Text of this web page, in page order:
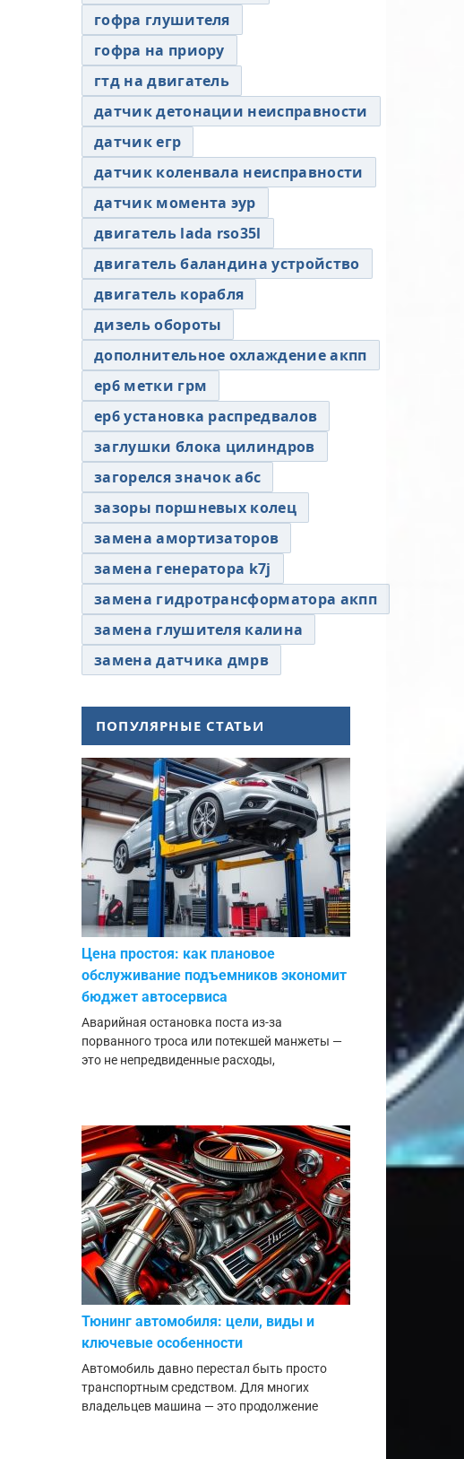
гофра глушителя
гофра на приору
гтд на двигатель
датчик детонации неисправности
датчик егр
датчик коленвала неисправности
датчик момента эур
двигатель lada rso35l
двигатель баландина устройство
двигатель корабля
дизель обороты
дополнительное охлаждение акпп
ер6 метки грм
ер6 установка распредвалов
заглушки блока цилиндров
загорелся значок абс
зазоры поршневых колец
замена амортизаторов
замена генератора k7j
замена гидротрансформатора акпп
замена глушителя калина
замена датчика дмрв
ПОПУЛЯРНЫЕ СТАТЬИ
Цена простоя: как плановое
обслуживание подъемников экономит
бюджет автосервиса
Аварийная остановка поста из-за
порванного троса или потекшей манжеты —
это не непредвиденные расходы,
Тюнинг автомобиля: цели, виды и
ключевые особенности
Автомобиль давно перестал быть просто
транспортным средством. Для многих
владельцев машина — это продолжение